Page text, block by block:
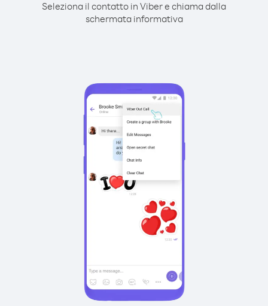
Seleziona il contatto in Viber e chiama dalla
schermata informativa